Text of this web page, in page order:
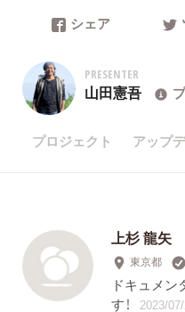
シェア
PRESENTER
山田憲吾
プロジェクト アップ
上杉 龍矢
東京都
ドキュメ
す！
2023/